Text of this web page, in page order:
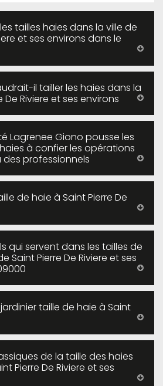
tailles haies dans la ville de
et ses environs dans le
il tailler les haies dans la
De Riviere et ses environs
Lagrenee Giono pousse les
à confier les opérations
professionnels
de haie à Saint Pierre De
qui servent dans les tailles de
Saint Pierre De Riviere et ses
taille de haie à Saint
de la taille des haies
Pierre De Riviere et ses